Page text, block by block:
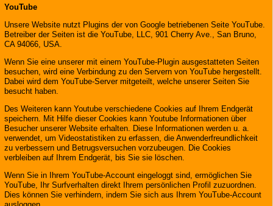
YouTube
Unsere Website nutzt Plugins der von Google betriebenen Seite YouTube.
Betreiber der Seiten ist die YouTube, LLC, 901 Cherry Ave., San Bruno,
CA 94066, USA.
Wenn Sie eine unserer mit einem YouTube-Plugin ausgestatteten Seiten
besuchen, wird eine Verbindung zu den Servern von YouTube hergestellt.
Dabei wird dem YouTube-Server mitgeteilt, welche unserer Seiten Sie
besucht haben.
Des Weiteren kann Youtube verschiedene Cookies auf Ihrem Endgerät
speichern. Mit Hilfe dieser Cookies kann Youtube Informationen über
Besucher unserer Website erhalten. Diese Informationen werden u. a.
verwendet, um Videostatistiken zu erfassen, die Anwenderfreundlichkeit
zu verbessern und Betrugsversuchen vorzubeugen. Die Cookies
verbleiben auf Ihrem Endgerät, bis Sie sie löschen.
Wenn Sie in Ihrem YouTube-Account eingeloggt sind, ermöglichen Sie
YouTube, Ihr Surfverhalten direkt Ihrem persönlichen Profil zuzuordnen.
Dies können Sie verhindern, indem Sie sich aus Ihrem YouTube-Account